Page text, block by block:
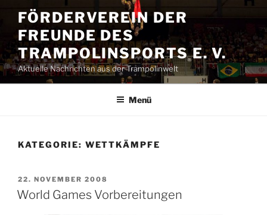
Inhalt
springen
FÖRDERVEREIN DER
FREUNDE DES
TRAMPOLINSPORTS E. V.
Aktuelle Nachrichten aus der Trampolinwelt
Menü
KATEGORIE: WETTKÄMPFE
VERÖFFENTLICHT
AM
22. NOVEMBER 2008
World Games Vorbereitungen